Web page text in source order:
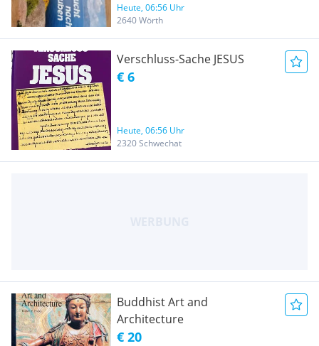
Heute, 06:56 Uhr
2640 Wörth
Verschluss-Sache JESUS
€ 6
Heute, 06:56 Uhr
2320 Schwechat
Buddhist Art and
Architecture
€ 20